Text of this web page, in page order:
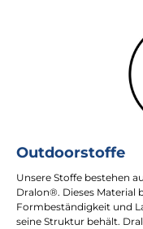
Outdoorstoffe
Unsere Stoffe bestehen
Dralon®. Dieses Material
Formbeständigkeit und
seine Struktur behält.